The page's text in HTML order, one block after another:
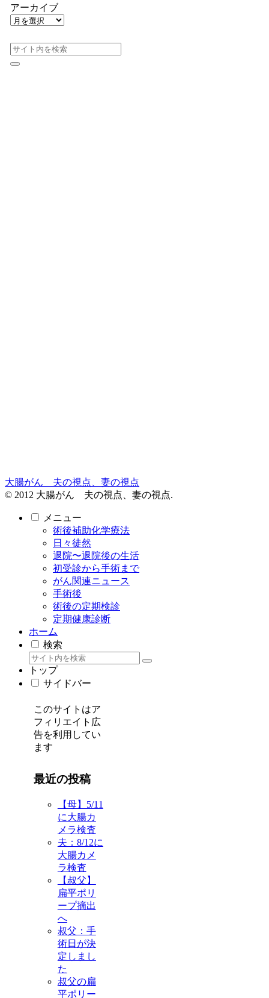
アーカイブ
大腸がん 夫の視点、妻の視点
© 2012 大腸がん 夫の視点、妻の視点.
メニュー
術後補助化学療法
日々徒然
退院〜退院後の生活
初受診から手術まで
がん関連ニュース
手術後
術後の定期検診
定期健康診断
ホーム
検索
トップ
サイドバー
このサイトはア
フィリエイト広
告を利用してい
ます
最近の投稿
【母】5/11
に大腸カ
メラ検査
夫：8/12に
大腸カメ
ラ検査
【叔父】
扁平ポリ
ープ摘出
へ
叔父：手
術日が決
定しまし
た
叔父の扁
平ポリー